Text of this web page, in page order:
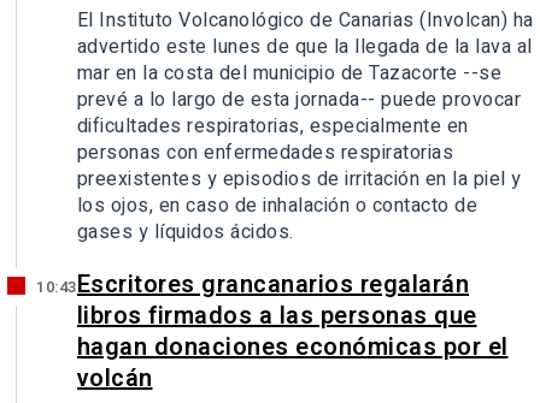
El Instituto Volcanológico de Canarias (Involcan) ha
advertido este lunes de que la llegada de la lava al
mar en la costa del municipio de Tazacorte --se
prevé a lo largo de esta jornada-- puede provocar
dificultades respiratorias, especialmente en
personas con enfermedades respiratorias
preexistentes y episodios de irritación en la piel y
los ojos, en caso de inhalación o contacto de
gases y líquidos ácidos.
10:43Escritores grancanarios regalarán
libros firmados a las personas que
hagan donaciones económicas por el
volcán